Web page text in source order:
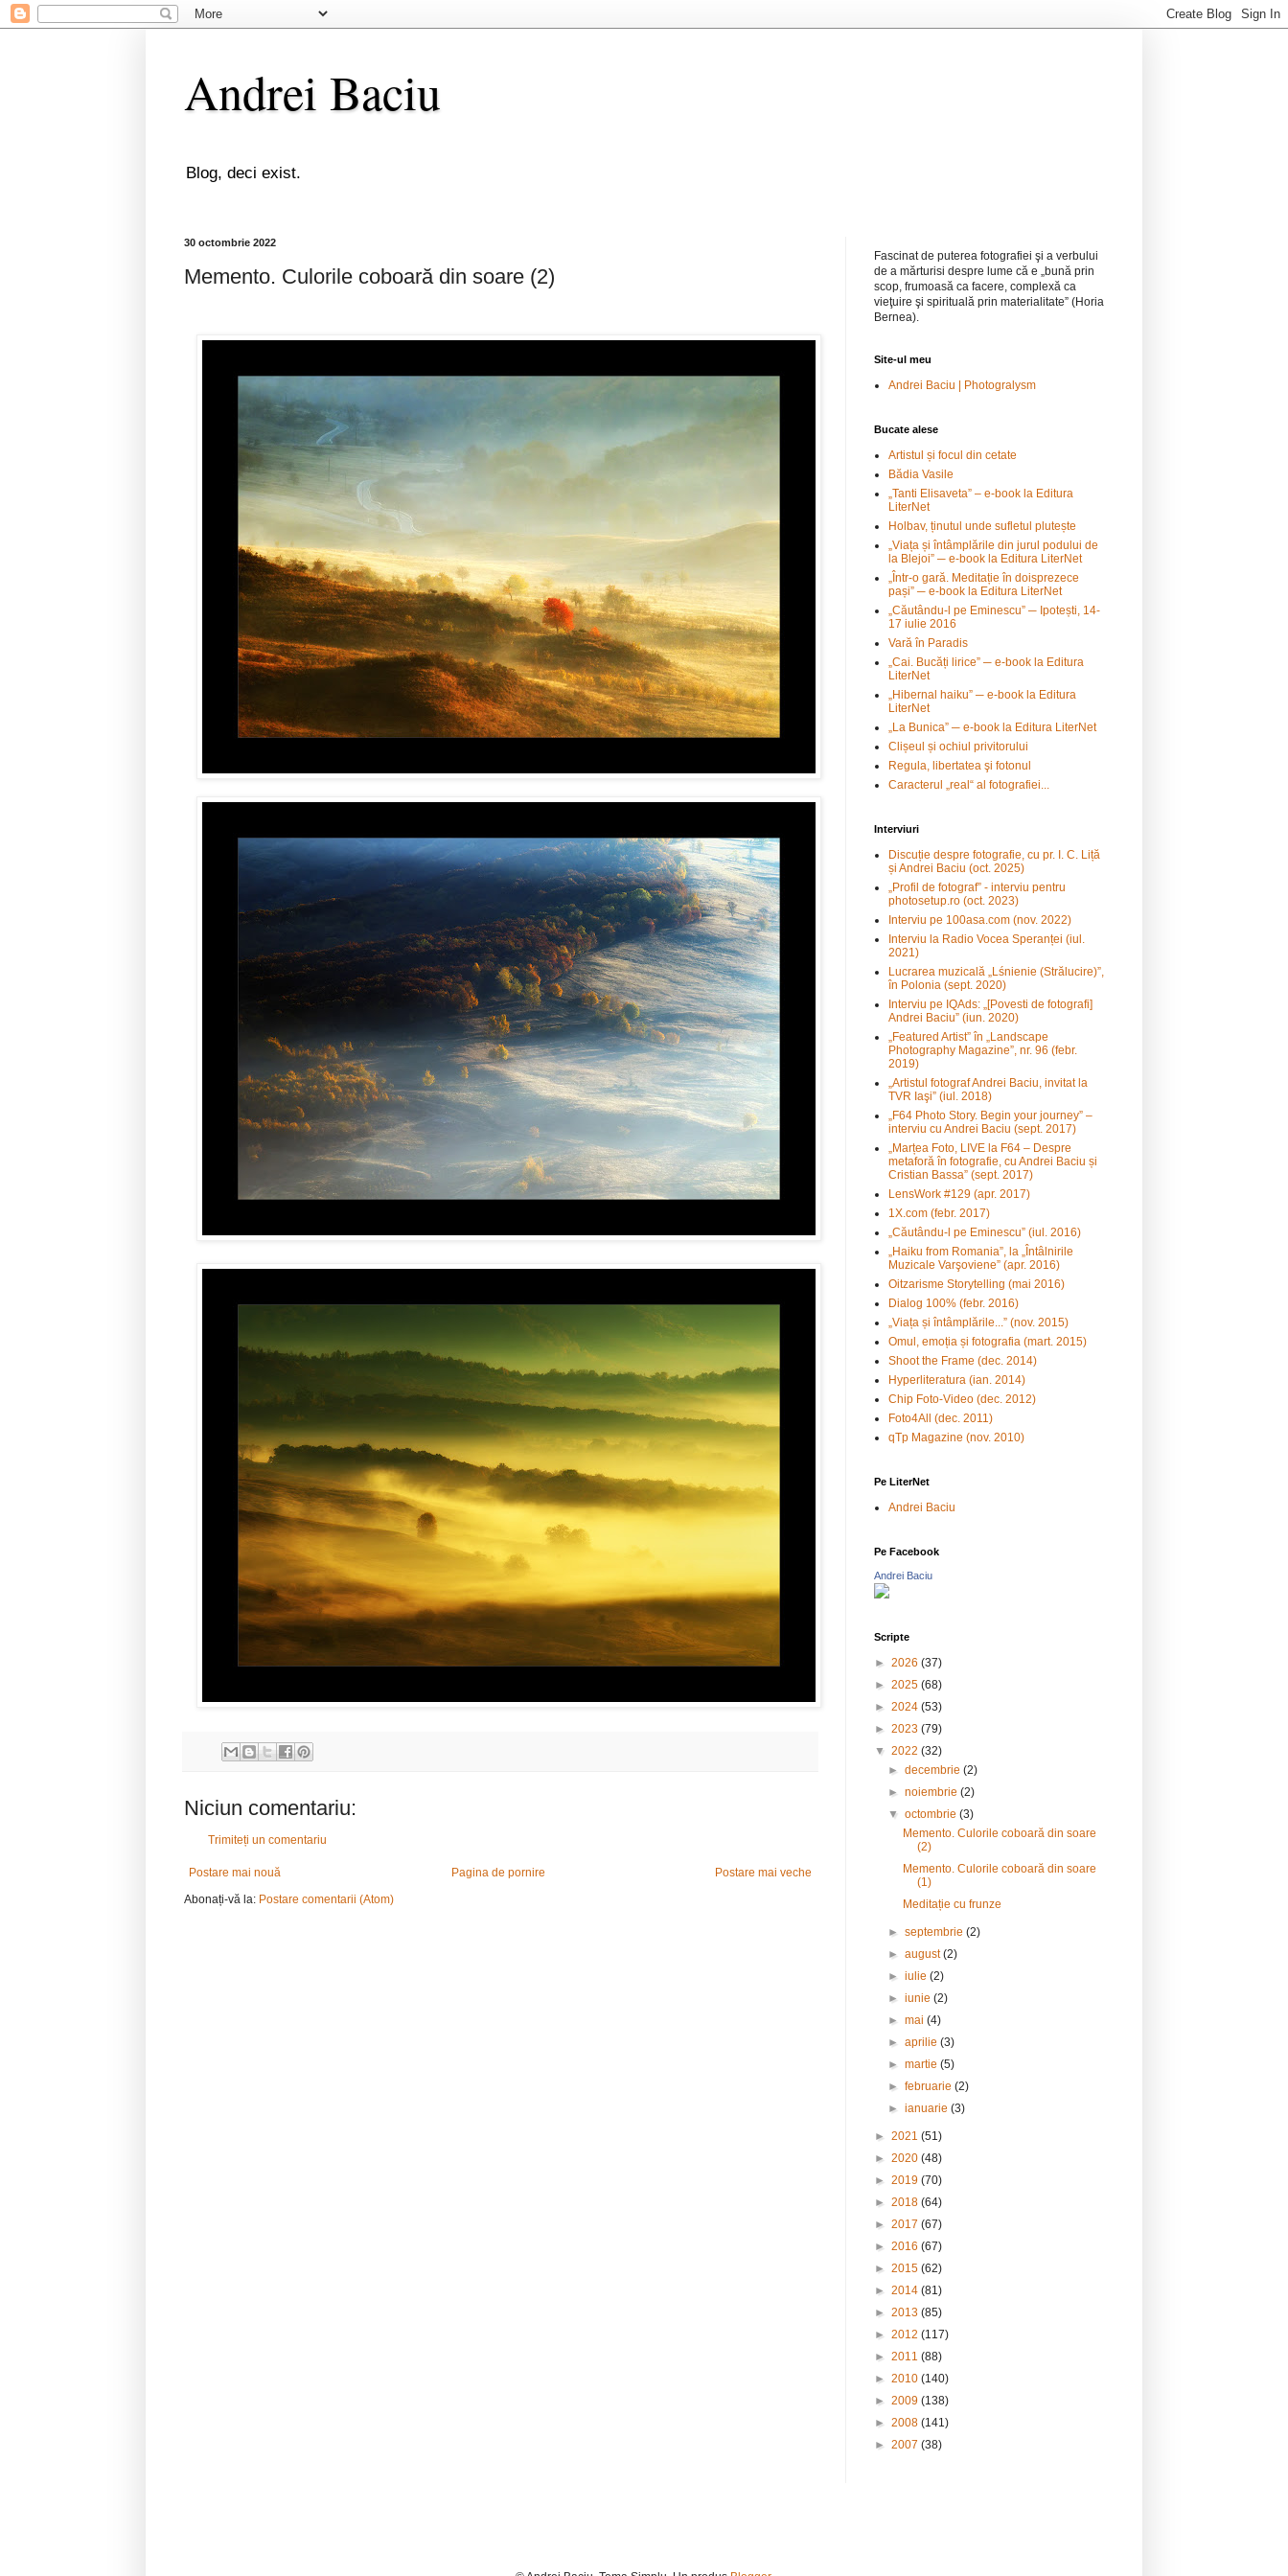
Andrei Baciu
Blog, deci exist.
30 octombrie 2022
Memento. Culorile coboară din soare (2)
Niciun comentariu:
Trimiteți un comentariu
Postare mai nouă Postare mai veche
Pagina de pornire
Abonați-vă la: Postare comentarii (Atom)
Fascinat de puterea fotografiei şi a verbului
de a mărturisi despre lume că e „bună prin
scop, frumoasă ca facere, complexă ca
vieţuire şi spirituală prin materialitate” (Horia
Bernea).
Site-ul meu
Andrei Baciu | Photogralysm
Bucate alese
Artistul și focul din cetate
Bădia Vasile
„Tanti Elisaveta” – e-book la Editura
LiterNet
Holbav, ținutul unde sufletul plutește
„Viața și întâmplările din jurul podului de
la Blejoi” ─ e-book la Editura LiterNet
„Într-o gară. Meditație în doisprezece
pași” ─ e-book la Editura LiterNet
„Căutându-l pe Eminescu” ─ Ipotești, 14-
17 iulie 2016
Vară în Paradis
„Cai. Bucăți lirice” ─ e-book la Editura
LiterNet
„Hibernal haiku” ─ e-book la Editura
LiterNet
„La Bunica” ─ e-book la Editura LiterNet
Clișeul și ochiul privitorului
Regula, libertatea şi fotonul
Caracterul „real“ al fotografiei...
Interviuri
Discuție despre fotografie, cu pr. I. C. Liță
și Andrei Baciu (oct. 2025)
„Profil de fotograf” - interviu pentru
photosetup.ro (oct. 2023)
Interviu pe 100asa.com (nov. 2022)
Interviu la Radio Vocea Speranței (iul.
2021)
Lucrarea muzicală „Lśnienie (Strălucire)”,
în Polonia (sept. 2020)
Interviu pe IQAds: „[Povesti de fotografi]
Andrei Baciu” (iun. 2020)
„Featured Artist” în „Landscape
Photography Magazine”, nr. 96 (febr.
2019)
„Artistul fotograf Andrei Baciu, invitat la
TVR Iaşi” (iul. 2018)
„F64 Photo Story. Begin your journey” –
interviu cu Andrei Baciu (sept. 2017)
„Marțea Foto, LIVE la F64 – Despre
metaforă în fotografie, cu Andrei Baciu și
Cristian Bassa” (sept. 2017)
LensWork #129 (apr. 2017)
1X.com (febr. 2017)
„Căutându-l pe Eminescu” (iul. 2016)
„Haiku from Romania”, la „Întâlnirile
Muzicale Varşoviene” (apr. 2016)
Oitzarisme Storytelling (mai 2016)
Dialog 100% (febr. 2016)
„Viața și întâmplările...” (nov. 2015)
Omul, emoția și fotografia (mart. 2015)
Shoot the Frame (dec. 2014)
Hyperliteratura (ian. 2014)
Chip Foto-Video (dec. 2012)
Foto4All (dec. 2011)
qTp Magazine (nov. 2010)
Pe LiterNet
Andrei Baciu
Pe Facebook
Andrei Baciu
Scripte
► 2026 (37)
► 2025 (68)
► 2024 (53)
► 2023 (79)
▼ 2022 (32)
►decembrie(2)
►noiembrie(2)
▼octombrie(3)
Memento. Culorile coboară din soare
(2)
Memento. Culorile coboară din soare
(1)
Meditație cu frunze
►septembrie(2)
►august(2)
►iulie(2)
►iunie(2)
►mai(4)
►aprilie(3)
►martie(5)
►februarie(2)
►ianuarie(3)
► 2021 (51)
► 2020 (48)
► 2019 (70)
► 2018 (64)
► 2017 (67)
► 2016 (67)
► 2015 (62)
► 2014 (81)
► 2013 (85)
► 2012 (117)
► 2011 (88)
► 2010 (140)
► 2009 (138)
► 2008 (141)
► 2007 (38)